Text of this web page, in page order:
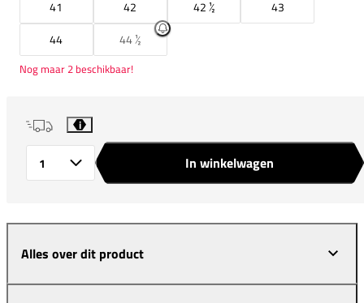
41
42 42 ½
43
44
44 ½
Nog maar 2 beschikbaar!
i
In winkelwagen
Alles over dit product